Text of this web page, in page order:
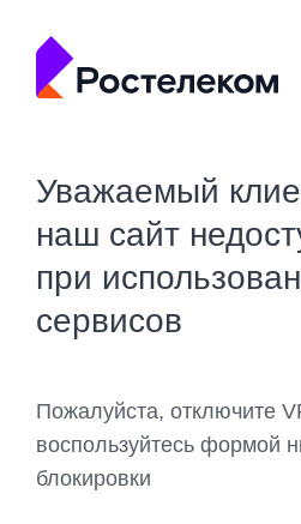
Уважаемый
наш сайт
при
сервисов
Пожалуйста, отключите
воспользуйтесь формой
блокировки